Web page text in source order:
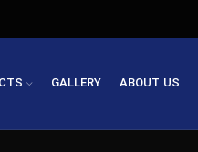
GALLERY ABOUT US